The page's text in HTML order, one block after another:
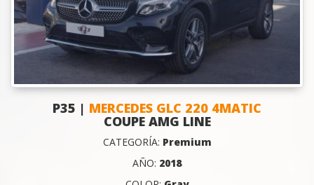
P35 | MERCEDES GLC 220 4MATIC
COUPE AMG LINE
CATEGORÍA: Premium
AÑO: 2018